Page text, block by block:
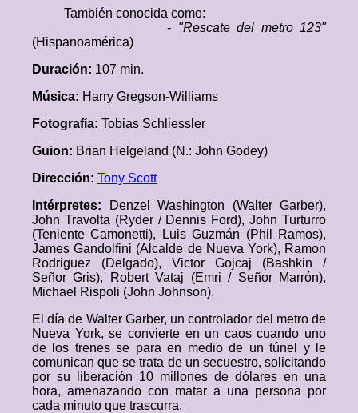
También conocida como:
- "Rescate del metro 123"
(Hispanoamérica)
Duración: 107 min.
Música: Harry Gregson-Williams
Fotografía: Tobias Schliessler
Guion: Brian Helgeland (N.: John Godey)
Dirección: Tony Scott
Intérpretes:
Denzel Washington (Walter Garber),
John Travolta (Ryder / Dennis Ford), John Turturro
(Teniente Camonetti), Luis Guzmán (Phil Ramos),
James Gandolfini (Alcalde de Nueva York), Ramon
Rodriguez (Delgado), Victor Gojcaj (Bashkin /
Señor Gris), Robert Vataj (Emri / Señor Marrón),
Michael Rispoli (John Johnson).
El día de Walter Garber, un controlador del metro de
Nueva York, se convierte en un caos cuando uno
de los trenes se para en medio de un túnel y le
comunican que se trata de un secuestro, solicitando
por su liberación 10 millones de dólares en una
hora, amenazando con matar a una persona por
cada minuto que trascurra.